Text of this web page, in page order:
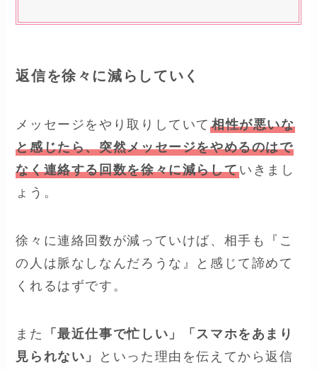
返信を徐々に減らしていく
メッセージをやり取りしていて 相性が悪いな
と感じたら、突然メッセージをやめるのはで
なく連絡する回数を徐々に減らしていきまし
ょう。
徐々に連絡回数が減っていけば、相手も『こ
の人は脈なしなんだろうな』と感じて諦めて
くれるはずです。
また
「最近仕事で忙しい」「スマホをあまり
見られない」
といった理由を伝えてから返信